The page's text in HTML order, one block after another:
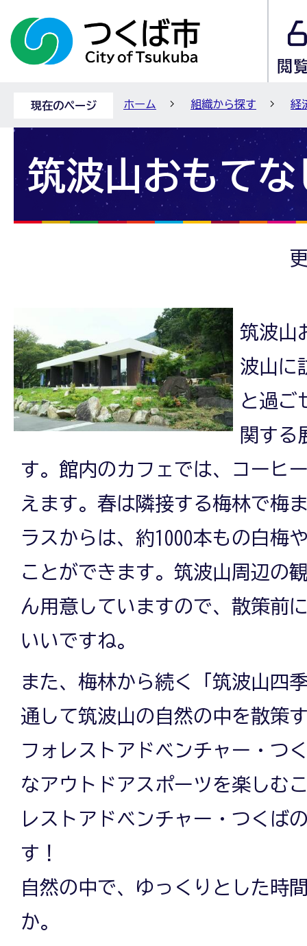
現在のページ ホーム 組織から探す 経
筑波山おもてな
筑波山
波山に
と過ご
関する
す。館内のカフェでは、コーヒ
えます。春は隣接する梅林で梅
ラスからは、約1000本もの白梅
ことができます。筑波山周辺の
ん用意していますので、散策前
いいですね。
また、梅林から続く「筑波山四
通して筑波山の自然の中を散策
フォレストアドベンチャー・つ
なアウトドアスポーツを楽しむ
レストアドベンチャー・つくば
す！
自然の中で、ゆっくりとした時
か。